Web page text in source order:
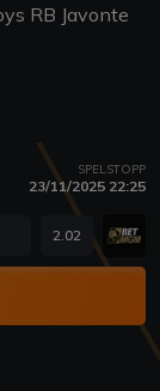
RB Javonte
SPELSTOPP
23/11/2025 22:25
2.02